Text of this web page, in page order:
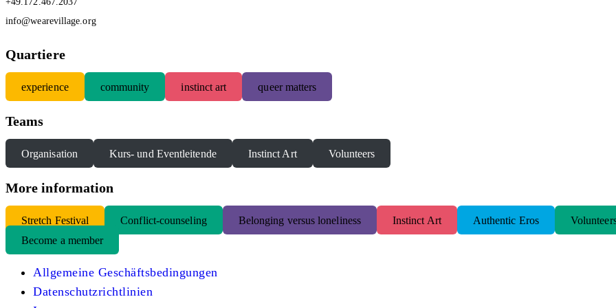
info@wearevillage.org
Quartiere
experience community instinct art queer matters
Teams
Organisation Kurs- und Eventleitende Instinct Art Volunteers
More information
Stretch Festival Conflict-counseling Belonging versus loneliness Instinct Art Authentic Eros
Become a member
Allgemeine Geschäftsbedingungen
Datenschutzrichtlinien